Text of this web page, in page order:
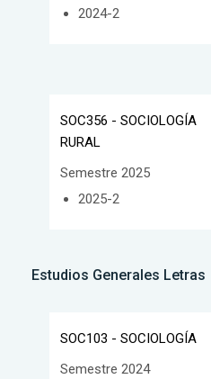
2024-2
SOC356 - SOCIOLOGÍA
RURAL
Semestre 2025
2025-2
Estudios Generales Letras
SOC103 - SOCIOLOGÍA
Semestre 2024